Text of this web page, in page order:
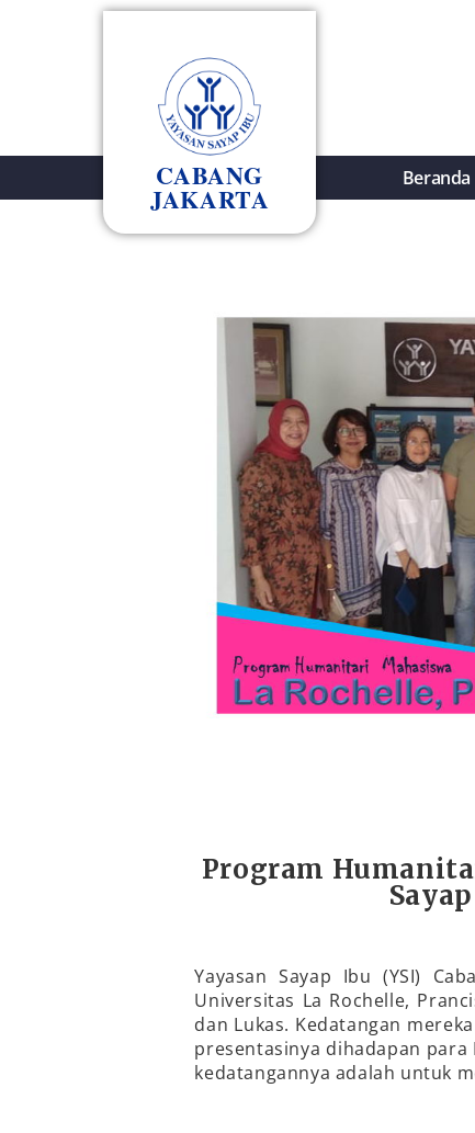
CABANG
JAKARTA
Beranda
Program
Yayasan Sayap Ibu (YSI)
Universitas La Rochelle,
dan Lukas. Kedatangan
presentasinya dihadapan
kedatangannya adalah untuk